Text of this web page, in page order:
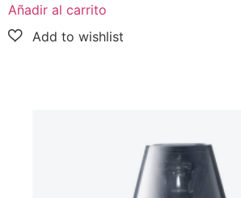
Añadir al carrito